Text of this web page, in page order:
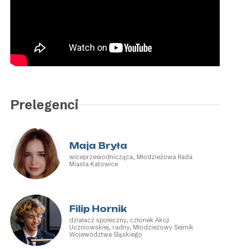
Prelegenci
Maja Bryła
wiceprzewodnicząca, Młodzieżowa Rada
Miasta Katowice
Filip Hornik
działacz społeczny, członek Akcji
Uczniowskiej, radny, Młodzieżowy Sejmik
Województwa Śląskiego